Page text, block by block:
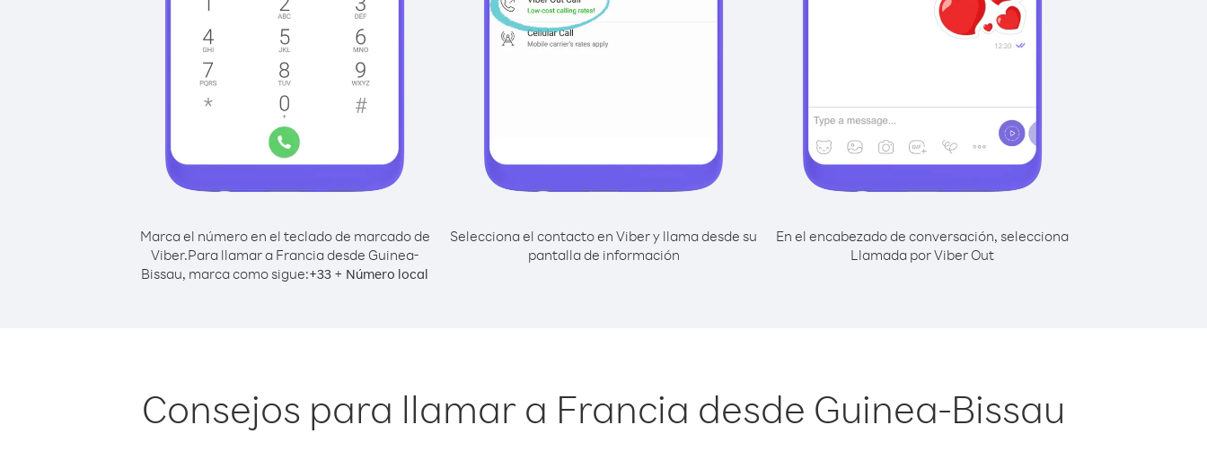
Marca el número en el teclado de marcado de
Viber.Para llamar a Francia desde Guinea-
Bissau, marca como sigue:+33 + Número local
Selecciona el contacto en Viber y llama desde su
pantalla de información
En el encabezado de conversación, selecciona
Llamada por Viber Out
Consejos para llamar a Francia desde Guinea-Bissau